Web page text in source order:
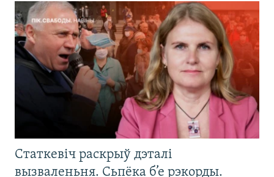
Статкевіч раскрыў дэталі
вызваленьня. Сьпёка б’е рэкорды.